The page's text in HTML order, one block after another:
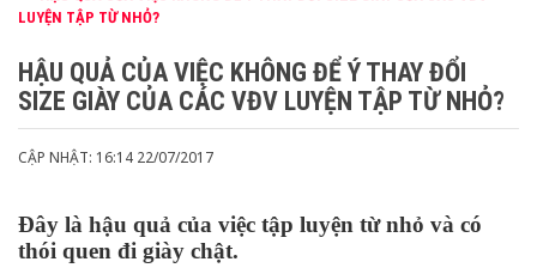
LUYỆN TẬP TỪ NHỎ?
HẬU QUẢ CỦA VIỆC KHÔNG ĐỂ Ý THAY ĐỔI
SIZE GIÀY CỦA CÁC VĐV LUYỆN TẬP TỪ NHỎ?
CẬP NHẬT: 16:14 22/07/2017
Đây là hậu quả của việc tập luyện từ nhỏ và có
thói quen đi giày chật.